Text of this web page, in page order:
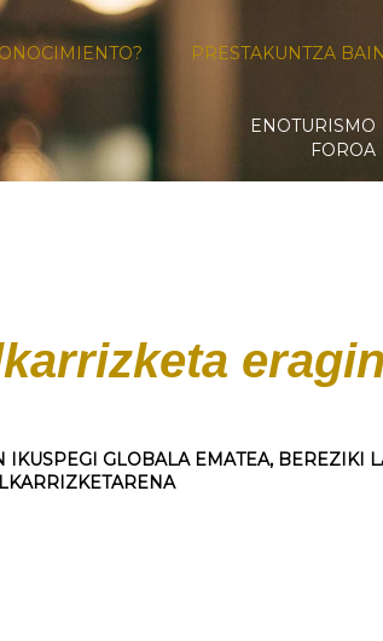
PRESTAKUNTZA
ENOTURISMO
FOROA
IKUSPEGI GLOBALA EMATEA, BEREZIKI